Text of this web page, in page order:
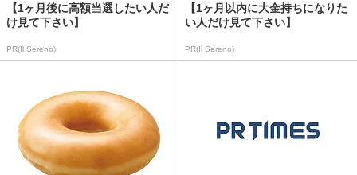
【1ヶ月後に高額当選したい人だ
け見て下さい】
PR(Il Sereno)
【1ヶ月以内に大金持ちになりた
い人だけ見て下さい】
PR(Il Sereno)